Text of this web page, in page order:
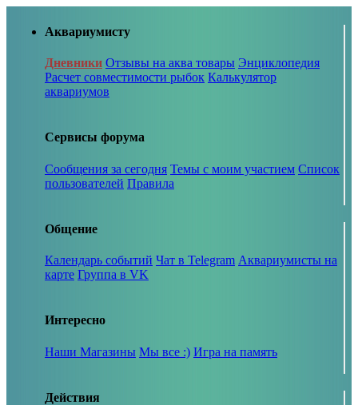
Аквариумисту
Дневники Отзывы на аква товары Энциклопедия
Расчет совместимости рыбок Калькулятор
аквариумов
Сервисы форума
Сообщения за сегодня Темы с моим участием Список
пользователей Правила
Общение
Календарь событий Чат в Telegram Аквариумисты на
карте Группа в VK
Интересно
Наши Магазины Мы все :) Игра на память
Действия